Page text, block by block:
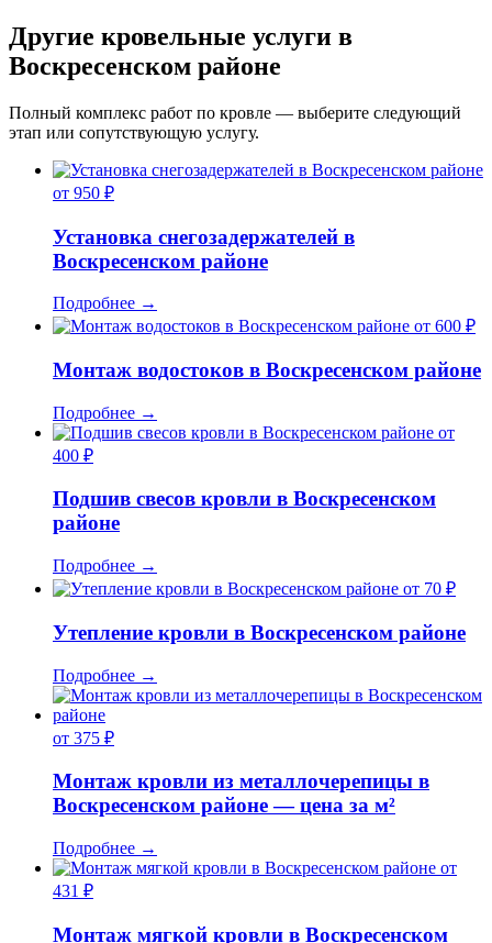
Другие кровельные услуги в
Воскресенском районе
Полный комплекс работ по кровле — выберите следующий
этап или сопутствующую услугу.
от 950 ₽
Установка снегозадержателей в
Воскресенском районе
Подробнее →
от 600 ₽
Монтаж водостоков в Воскресенском районе
Подробнее →
от
400 ₽
Подшив свесов кровли в Воскресенском
районе
Подробнее →
от 70 ₽
Утепление кровли в Воскресенском районе
Подробнее →
от 375 ₽
Монтаж кровли из металлочерепицы в
Воскресенском районе — цена за м²
Подробнее →
от
431 ₽
Монтаж мягкой кровли в Воскресенском